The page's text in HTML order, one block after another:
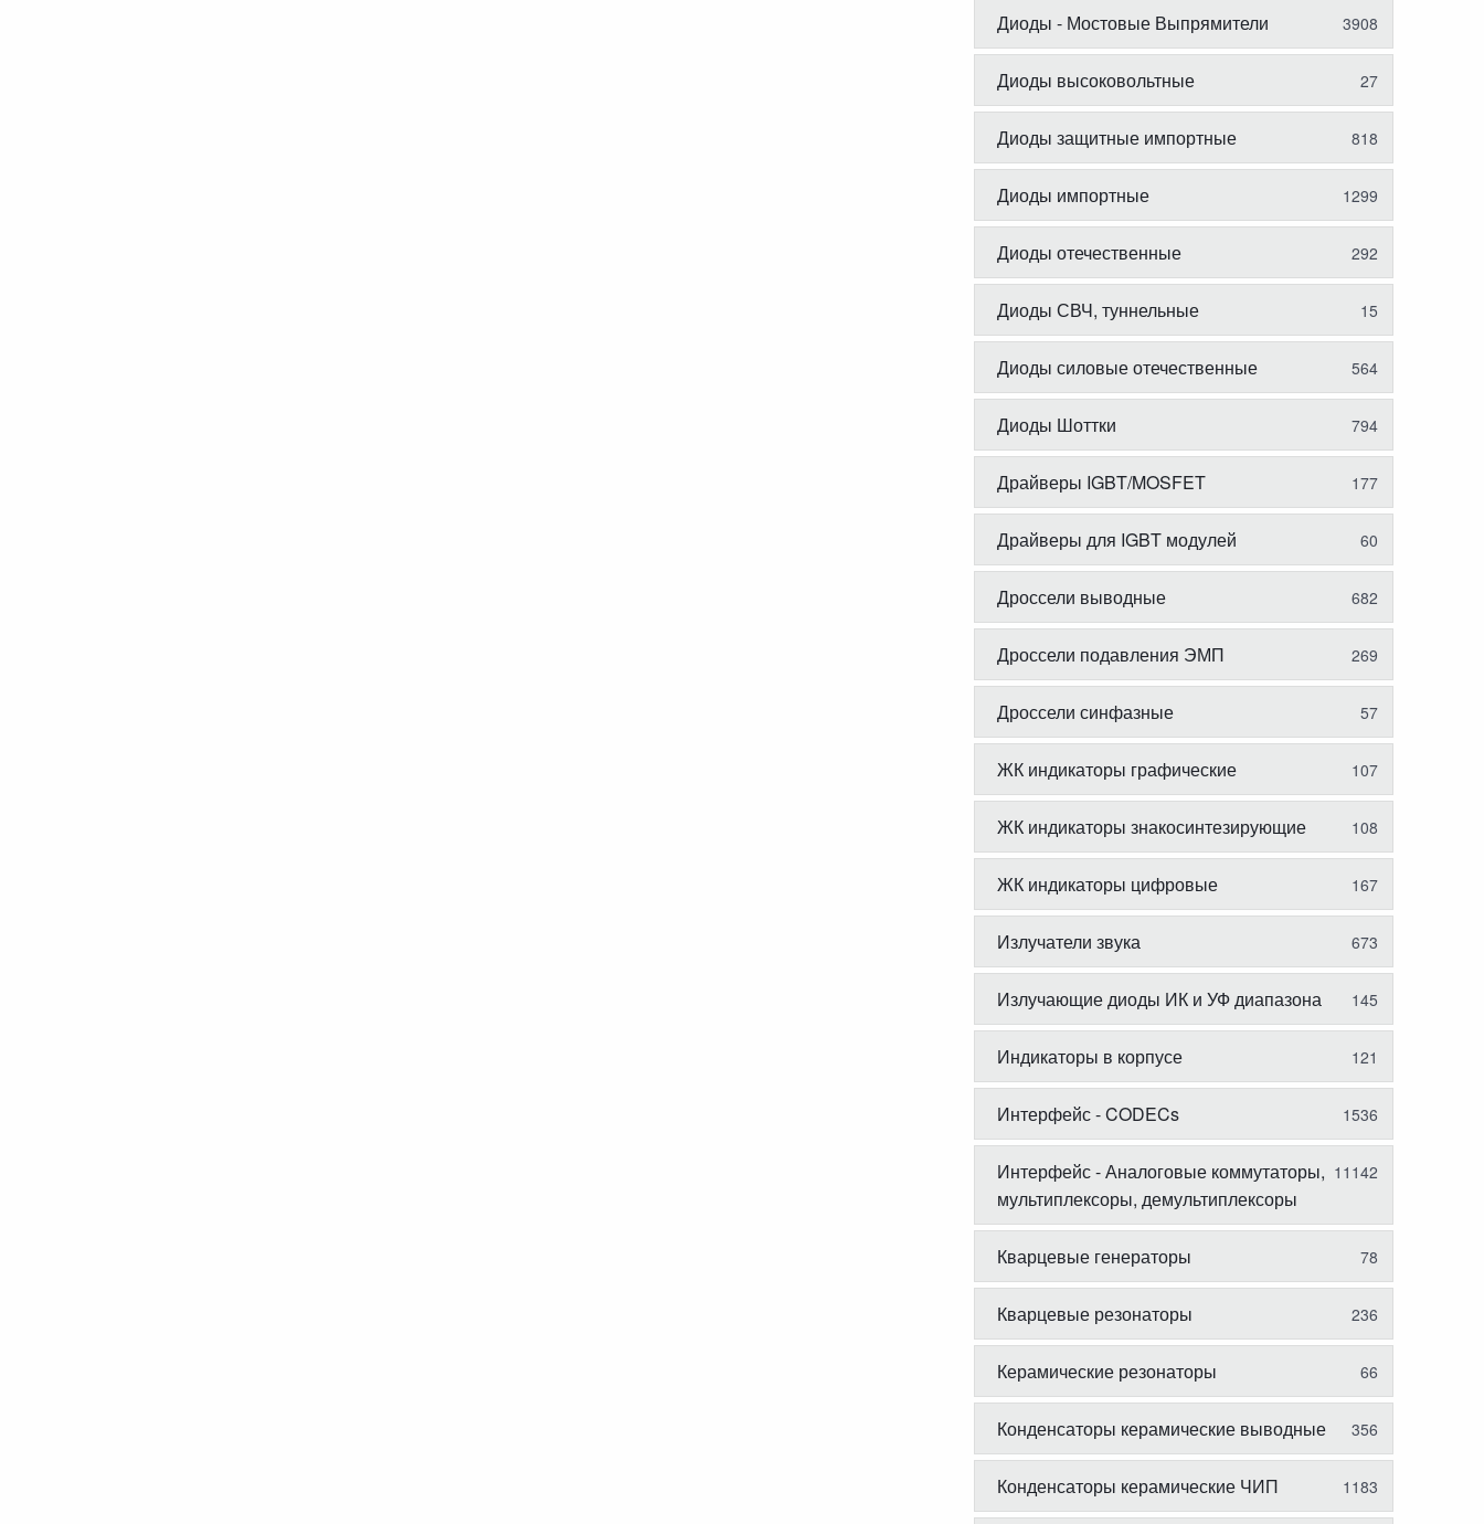
Диоды - Мостовые Выпрямители 3908
Диоды высоковольтные 27
Диоды защитные импортные 818
Диоды импортные 1299
Диоды отечественные 292
Диоды СВЧ, туннельные 15
Диоды силовые отечественные 564
Диоды Шоттки 794
Драйверы IGBT/MOSFET 177
Драйверы для IGBT модулей 60
Дроссели выводные 682
Дроссели подавления ЭМП 269
Дроссели синфазные 57
ЖК индикаторы графические 107
ЖК индикаторы знакосинтезирующие 108
ЖК индикаторы цифровые 167
Излучатели звука 673
Излучающие диоды ИК и УФ диапазона 145
Индикаторы в корпусе 121
Интерфейс - CODECs 1536
Интерфейс - Аналоговые коммутаторы,
мультиплексоры, демультиплексоры
11142
Кварцевые генераторы 78
Кварцевые резонаторы 236
Керамические резонаторы 66
Конденсаторы керамические выводные 356
Конденсаторы керамические ЧИП 1183